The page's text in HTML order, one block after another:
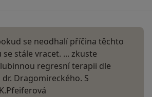
se neodhalí příčina těchto
stále vracet. ... zkuste
regresní terapii dle
Dragomireckého. S